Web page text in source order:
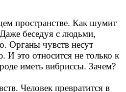
пространстве. Как шумит
беседуя с людьми,
Органы чувств несут
это относится не только к
иметь вибриссы. Зачем?
Человек превратится в